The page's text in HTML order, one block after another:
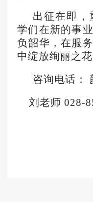
出征在即，
学们在新的事
负韶华，在服
中绽放绚丽之花
咨询电话：
刘老师 028-